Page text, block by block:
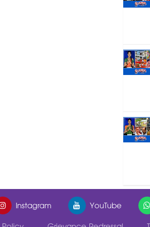
Instagram YouTube